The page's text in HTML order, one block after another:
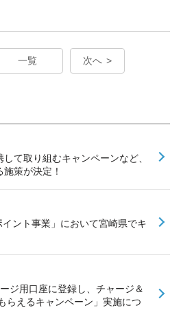
一覧 次へ
て取り組むキャンペーンなど、
策が決定！
ント事業」において宮崎県でキ
ジ用口座に登録し、チャージ＆
らえるキャンペーン」実施につ